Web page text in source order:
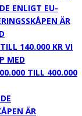
ENLIGT EU-
ÄR
140.000 KR VI
MED
TILL 400.000
ÄR